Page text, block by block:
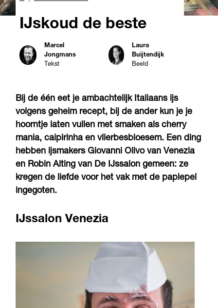
IJskoud de beste
Marcel
Jongmans
Tekst
Laura
Buijtendijk
Beeld
Bij de één eet je ambachtelijk Italiaans ijs
volgens geheim recept, bij de ander kun je je
hoorntje laten vullen met smaken als cherry
mania, caipirinha en vlierbesbloesem. Een ding
hebben ijsmakers Giovanni Olivo van Venezia
en Robin Alting van De IJssalon gemeen: ze
kregen de liefde voor het vak met de paplepel
ingegoten.
IJssalon Venezia